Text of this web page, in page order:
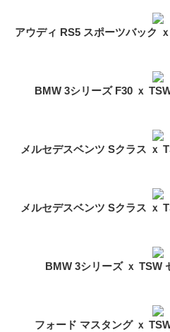
BMW 3シリーズ F30 ｘ
メルセデスベンツ Sクラス ｘ
メルセデスベンツ Sクラス ｘ
BMW 3シリーズ ｘ
フォード マスタング ｘ